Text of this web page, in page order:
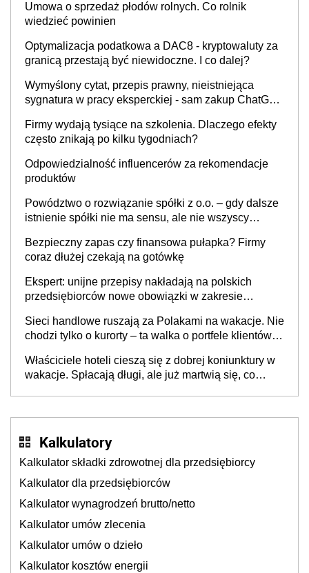
Umowa o sprzedaż płodów rolnych. Co rolnik
wiedzieć powinien
Optymalizacja podatkowa a DAC8 - kryptowaluty za
granicą przestają być niewidoczne. I co dalej?
Wymyślony cytat, przepis prawny, nieistniejąca
sygnatura w pracy eksperckiej - sam zakup ChatGPT
Firmy wydają tysiące na szkolenia. Dlaczego efekty
często znikają po kilku tygodniach?
Odpowiedzialność influencerów za rekomendacje
produktów
Powództwo o rozwiązanie spółki z o.o. – gdy dalsze
istnienie spółki nie ma sensu, ale nie wszyscy
Bezpieczny zapas czy finansowa pułapka? Firmy
coraz dłużej czekają na gotówkę
Ekspert: unijne przepisy nakładają na polskich
przedsiębiorców nowe obowiązki w zakresie
Sieci handlowe ruszają za Polakami na wakacje. Nie
chodzi tylko o kurorty – ta walka o portfele klientów
cichu
Właściciele hoteli cieszą się z dobrej koniunktury w
wakacje. Spłacają długi, ale już martwią się, co
Kalkulatory
Kalkulator składki zdrowotnej dla przedsiębiorcy
Kalkulator dla przedsiębiorców
Kalkulator wynagrodzeń brutto/netto
Kalkulator umów zlecenia
Kalkulator umów o dzieło
Kalkulator kosztów energii